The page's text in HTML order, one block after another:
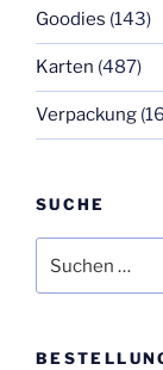
Goodies (143)
Karten (487)
Verpackung
SUCHE
nach: